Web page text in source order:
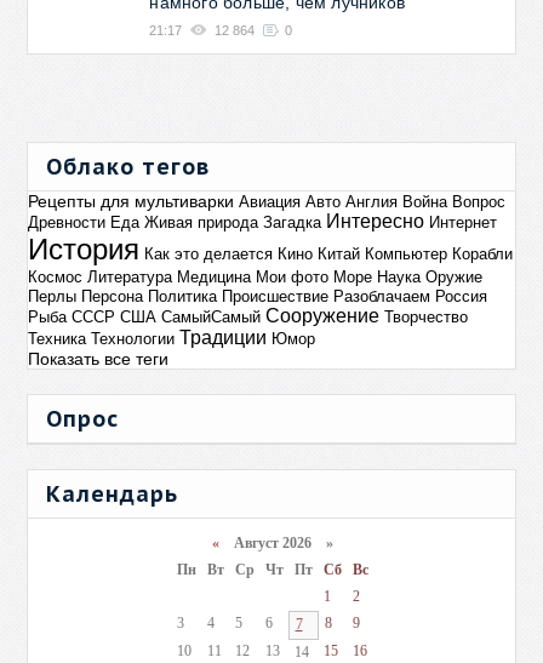
21:17 12 864 0
Облако тегов
Рецепты для мультиварки Авиация Авто Англия Война Вопрос
Древности Еда Живая природа Загадка Интересно Интернет
История Как это делается Кино Китай Компьютер Корабли
Космос Литература Медицина Мои фото Море Наука Оружие
Перлы Персона Политика Происшествие Разоблачаем Россия
Рыба СССР США СамыйСамый Сооружение Творчество
Техника Технологии Традиции Юмор
Показать все теги
Опрос
Календарь
«Август 2026 »
Пн
Вт Ср Чт Пт Сб
Вс
1
2
3
4 5 6 7 8
9
10
11 12 13 14 15
16